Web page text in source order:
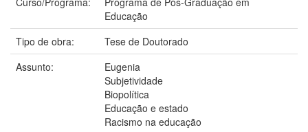
Educação
Tipo de obra:
Tese de Doutorado
Assunto:
Eugenia
Subjetividade
Biopolítica
Educação e estado
Racismo na educação